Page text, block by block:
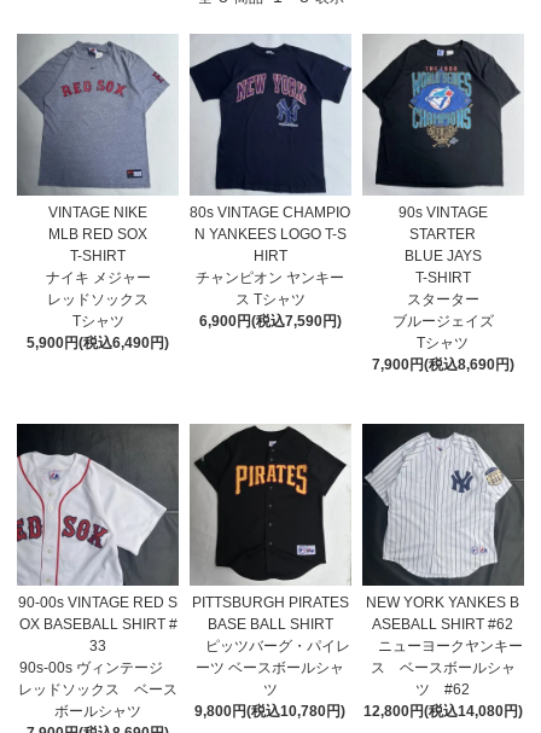
VINTAGE NIKE
MLB RED SOX
T-SHIRT
ナイキ メジャー
レッドソックス
Tシャツ
5,900円(税込6,490円)
80s VINTAGE CHAMPIO
N YANKEES LOGO T-S
HIRT
チャンピオン ヤンキー
ス Tシャツ
6,900円(税込7,590円)
90s VINTAGE
STARTER
BLUE JAYS
T-SHIRT
スターター
ブルージェイズ
Tシャツ
7,900円(税込8,690円)
90-00s VINTAGE RED S
OX BASEBALL SHIRT #
33
90s-00s ヴィンテージ
レッドソックス ベース
ボールシャツ
PITTSBURGH PIRATES
BASE BALL SHIRT
ピッツバーグ・パイレ
ーツ ベースボールシャ
ツ
9,800円(税込10,780円)
NEW YORK YANKES B
ASEBALL SHIRT #62
ニューヨークヤンキー
ス ベースボールシャ
ツ #62
12,800円(税込14,080円)